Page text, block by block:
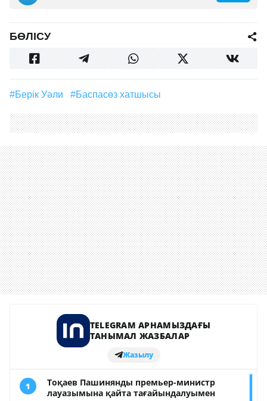
БӨЛІСУ
#Берік Уәли #баспасөз хатшысы